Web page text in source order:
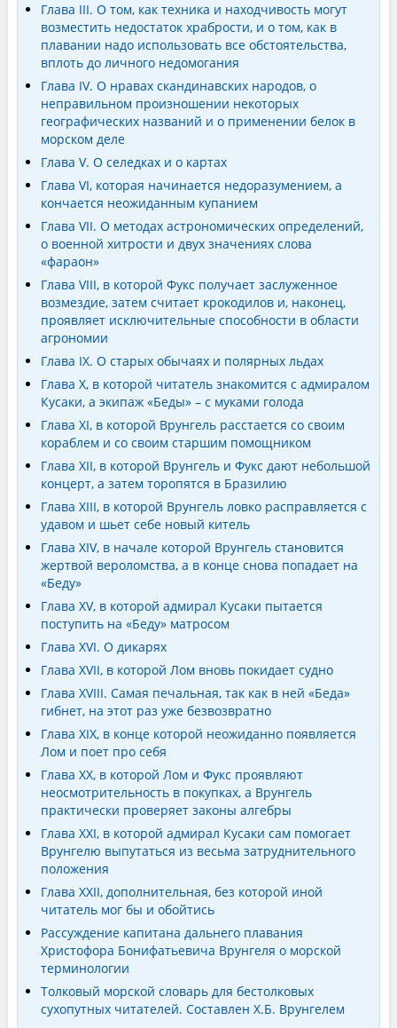
Глава III. О том, как техника и находчивость могут
возместить недостаток храбрости, и о том, как в
плавании надо использовать все обстоятельства,
вплоть до личного недомогания
Глава IV. О нравах скандинавских народов, о
неправильном произношении некоторых
географических названий и о применении белок в
морском деле
Глава V. О селедках и о картах
Глава VI, которая начинается недоразумением, а
кончается неожиданным купанием
Глава VII. О методах астрономических определений,
о военной хитрости и двух значениях слова
«фараон»
Глава VIII, в которой Фукс получает заслуженное
возмездие, затем считает крокодилов и, наконец,
проявляет исключительные способности в области
агрономии
Глава IX. О старых обычаях и полярных льдах
Глава Х, в которой читатель знакомится с адмиралом
Кусаки, а экипаж «Беды» – с муками голода
Глава XI, в которой Врунгель расстается со своим
кораблем и со своим старшим помощником
Глава XII, в которой Врунгель и Фукс дают небольшой
концерт, а затем торопятся в Бразилию
Глава XIII, в которой Врунгель ловко расправляется с
удавом и шьет себе новый китель
Глава XIV, в начале которой Врунгель становится
жертвой вероломства, а в конце снова попадает на
«Беду»
Глава XV, в которой адмирал Кусаки пытается
поступить на «Беду» матросом
Глава XVI. О дикарях
Глава XVII, в которой Лом вновь покидает судно
Глава XVIII. Самая печальная, так как в ней «Беда»
гибнет, на этот раз уже безвозвратно
Глава XIX, в конце которой неожиданно появляется
Лом и поет про себя
Глава XX, в которой Лом и Фукс проявляют
неосмотрительность в покупках, а Врунгель
практически проверяет законы алгебры
Глава XXI, в которой адмирал Кусаки сам помогает
Врунгелю выпутаться из весьма затруднительного
положения
Глава XXII, дополнительная, без которой иной
читатель мог бы и обойтись
Рассуждение капитана дальнего плавания
Христофора Бонифатьевича Врунгеля о морской
терминологии
Толковый морской словарь для бестолковых
сухопутных читателей. Составлен Х.Б. Врунгелем